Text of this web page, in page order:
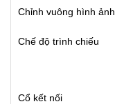
Chỉnh vuông hình ảnh
Chế độ trình chiếu
Cổ kết nối